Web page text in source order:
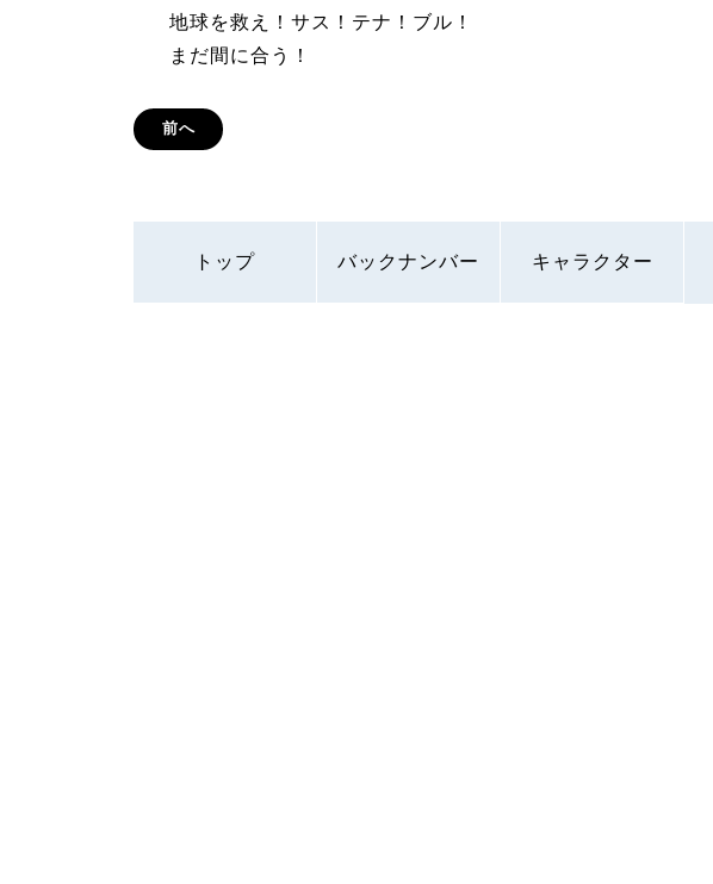
地球を救え！サス！テナ！ブル！
まだ間に合う！
前へ
トップ バックナンバー キャラクター